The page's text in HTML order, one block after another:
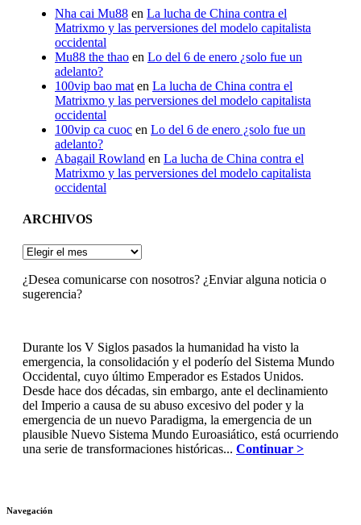
Nha cai Mu88 en La lucha de China contra el
Matrixmo y las perversiones del modelo capitalista
occidental
Mu88 the thao en Lo del 6 de enero ¿solo fue un
adelanto?
100vip bao mat en La lucha de China contra el
Matrixmo y las perversiones del modelo capitalista
occidental
100vip ca cuoc en Lo del 6 de enero ¿solo fue un
adelanto?
Abagail Rowland en La lucha de China contra el
Matrixmo y las perversiones del modelo capitalista
occidental
ARCHIVOS
ARCHIVOS
¿Desea comunicarse con nosotros? ¿Enviar alguna noticia o
sugerencia?
Durante los V Siglos pasados la humanidad ha visto la
emergencia, la consolidación y el poderío del Sistema Mundo
Occidental, cuyo último Emperador es Estados Unidos.
Desde hace dos décadas, sin embargo, ante el declinamiento
del Imperio a causa de su abuso excesivo del poder y la
emergencia de un nuevo Paradigma, la emergencia de un
plausible Nuevo Sistema Mundo Euroasiático, está ocurriendo
una serie de transformaciones históricas... Continuar >
Navegación